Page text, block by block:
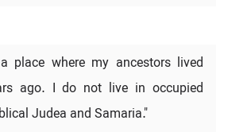
where my ancestors lived
ago. I do not live in occupied
Judea and Samaria."